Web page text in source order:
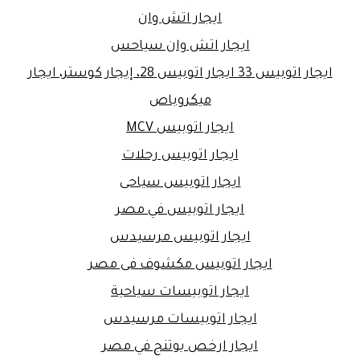
ايجار اتش وان
ايجار اتش وان سياحس
ايجار اتوبيس 33 ايجار اتوبيس 28، إيجار كوستر، ايجار
ميكروباص
ايجار اتوبيس MCV
ايجار اتوبيس رحلات
ايجار اتوبيس سياحى
ايجار اتوبيس في مصر
ايجار اتوبيس مرسيدس
ايجار اتوبيس مكشوف فى مصر
ايجار اتوبيسات سياحية
ايجار اتوبيسات مرسيدس
ايجار ارخص يوتنج في مصر